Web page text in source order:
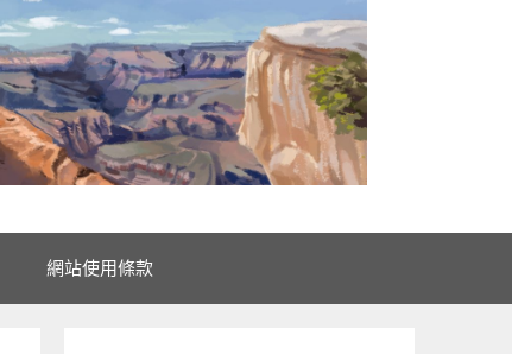
網站使用條款